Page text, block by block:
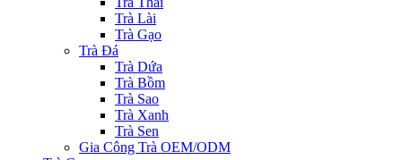
Trà Lài
Trà Gạo
Trà Đá
Trà Dứa
Trà Bồm
Trà Sao
Trà Xanh
Trà Sen
Gia Công Trà OEM/ODM